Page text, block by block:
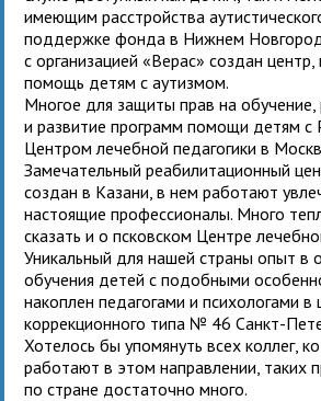
имеющим расстройства
поддержке фонда в Нижнем
с организацией «Верас» создан центр,
помощь детям с аутизмом.
Многое для защиты прав на
и развитие программ помощи детям с
Центром лечебной педагогики в
Замечательный реабилитационный
создан в Казани, в нем работают
настоящие профессионалы. Много
сказать и о псковском Центре
Уникальный для нашей страны опыт в
обучения детей с подобными
накоплен педагогами и психологами в
коррекционного типа № 46 Санкт-
Хотелось бы упомянуть всех коллег,
работают в этом направлении, таких
по стране достаточно много.